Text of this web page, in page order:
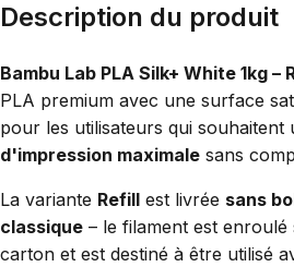
Description du produit
Bambu Lab PLA Silk+ White 1kg –
PLA premium avec une surface
pour les utilisateurs qui souhaitent
d'impression maximale sans
La variante Refill est livrée sans
classique – le filament est
carton et est destiné à être utilisé